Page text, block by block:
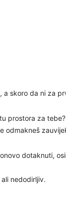
a skoro da ni za
prostora za
odmakneš
dotaknuti,
nedodirljiv.